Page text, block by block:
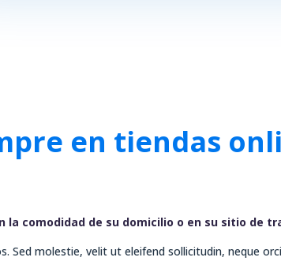
en tiendas
la comodidad de su domicilio o en su sitio de
Sed molestie, velit ut eleifend sollicitudin, neque